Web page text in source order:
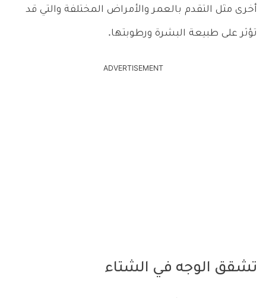
أخرى مثل التقدم بالعمر والأمراض المختلفة والتي قد
تؤثر على طبيعة البشرة ورطوبتها.
ADVERTISEMENT
تشقق الوجه في الشتاء